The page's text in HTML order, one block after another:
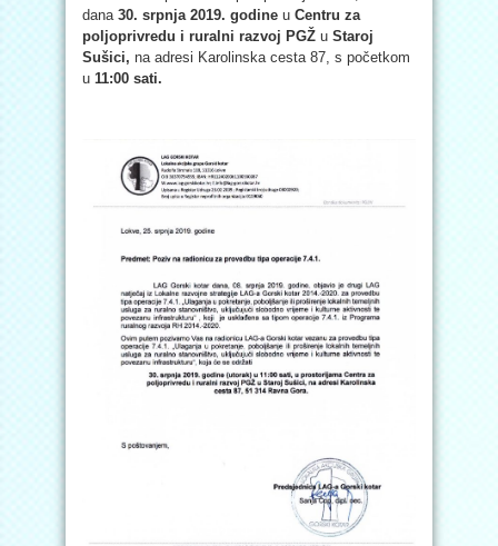
dana 30. srpnja 2019. godine u Centru za
poljoprivredu i ruralni razvoj PGŽ u Staroj
Sušici, na adresi Karolinska cesta 87, s početkom
u 11:00 sati.